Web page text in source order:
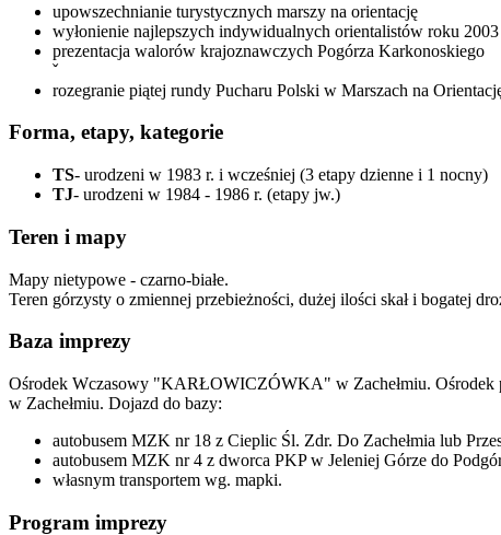
upowszechnianie turystycznych marszy na orientację
wyłonienie najlepszych indywidualnych orientalistów roku
prezentacja walorów krajoznawczych Pogórza Karkonoskiego
ˇ
rozegranie piątej rundy Pucharu Polski w Marszach na
Forma, etapy, kategorie
TS- urodzeni w 1983 r. i wcześniej (3 etapy dzienne i 1 nocny)
TJ- urodzeni w 1984 - 1986 r. (etapy jw.)
Teren i mapy
Mapy nietypowe - czarno-białe.
Teren górzysty o zmiennej przebieżności, dużej ilości skał i bogatej
Baza imprezy
Ośrodek Wczasowy "KARŁOWICZÓWKA" w Zachełmiu. Ośrodek
w Zachełmiu. Dojazd do bazy:
autobusem MZK nr 18 z Cieplic Śl. Zdr. Do Zachełmia lub
autobusem MZK nr 4 z dworca PKP w Jeleniej Górze do
własnym transportem wg. mapki.
Program imprezy